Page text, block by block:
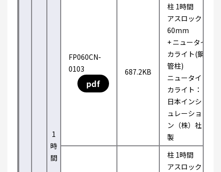
1
時
間
FP060CN-
0103
pdf
687.2KB
柱 1時間
アスロック
60mm
+ ニュータイ
カライト(鋼
管柱)
ニュータイ
カライト：
日本インシ
ュレーショ
ン（株）社
製
柱 1時間
アスロック